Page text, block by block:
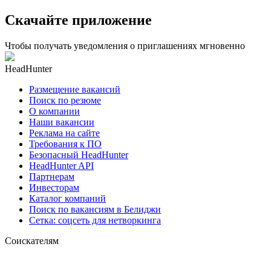
Скачайте приложение
Чтобы получать уведомления о приглашениях мгновенно
HeadHunter
Размещение вакансий
Поиск по резюме
О компании
Наши вакансии
Реклама на сайте
Требования к ПО
Безопасный HeadHunter
HeadHunter API
Партнерам
Инвесторам
Каталог компаний
Поиск по вакансиям в Белиджи
Сетка: соцсеть для нетворкинга
Соискателям